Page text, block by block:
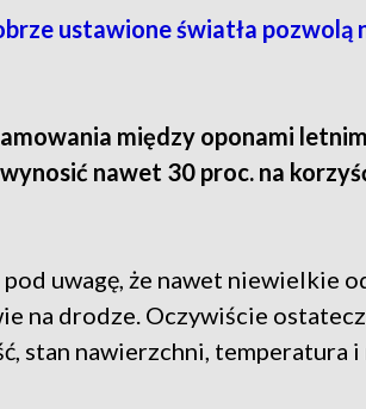
ustawione światła pozwolą
między oponami
nawet 30 proc. na
uwagę, że nawet niewielkie
na drodze. Oczywiście
stan nawierzchni, temperatura